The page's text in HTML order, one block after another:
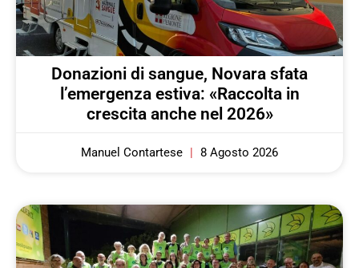
Donazioni di sangue, Novara sfata
l’emergenza estiva: «Raccolta in
crescita anche nel 2026»
Manuel Contartese 8 Agosto 2026